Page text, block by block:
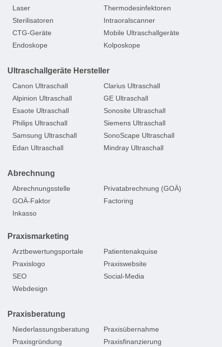
Laser
Thermodesinfektoren
Sterilisatoren
Intraoralscanner
CTG-Geräte
Mobile Ultraschallgeräte
Endoskope
Kolposkope
Ultraschallgeräte Hersteller
Canon Ultraschall
Clarius Ultraschall
Alpinion Ultraschall
GE Ultraschall
Esaote Ultraschall
Sonosite Ultraschall
Philips Ultraschall
Siemens Ultraschall
Samsung Ultraschall
SonoScape Ultraschall
Edan Ultraschall
Mindray Ultraschall
Abrechnung
Abrechnungsstelle
Privatabrechnung (GOÄ)
GOÄ-Faktor
Factoring
Inkasso
Praxismarketing
Arztbewertungsportale
Patientenakquise
Praxislogo
Praxiswebsite
SEO
Social-Media
Webdesign
Praxisberatung
Niederlassungsberatung
Praxisübernahme
Praxisgründung
Praxisfinanzierung